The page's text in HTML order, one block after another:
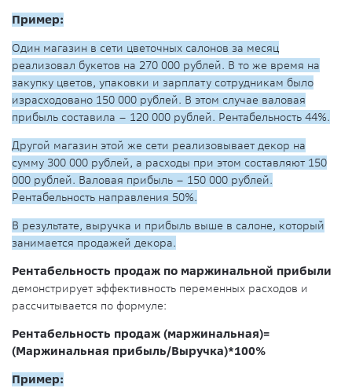
Пример:
Один магазин в сети цветочных салонов за месяц
реализовал букетов на 270 000 рублей. В то же время на
закупку цветов, упаковки и зарплату сотрудникам было
израсходовано 150 000 рублей. В этом случае валовая
прибыль составила – 120 000 рублей. Рентабельность 44%.
Другой магазин этой же сети реализовывает декор на
сумму 300 000 рублей, а расходы при этом составляют 150
000 рублей. Валовая прибыль – 150 000 рублей.
Рентабельность направления 50%.
В результате, выручка и прибыль выше в салоне, который
занимается продажей декора.
Рентабельность продаж по маржинальной прибыли
демонстрирует эффективность переменных расходов и
рассчитывается по формуле:
Рентабельность продаж (маржинальная)=
(Маржинальная прибыль/Выручка)*100%
Пример: